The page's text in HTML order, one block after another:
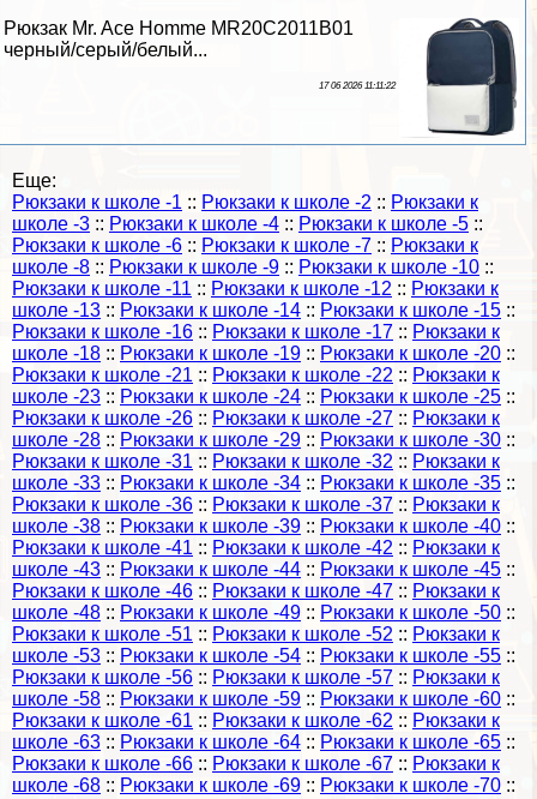
Рюкзак Mr. Ace Homme MR20C2011B01
черный/серый/белый...
17 06 2026 11:11:22
Еще:
Рюкзаки к школе -1 :: Рюкзаки к школе -2 :: Рюкзаки к
школе -3 :: Рюкзаки к школе -4 :: Рюкзаки к школе -5 ::
Рюкзаки к школе -6 :: Рюкзаки к школе -7 :: Рюкзаки к
школе -8 :: Рюкзаки к школе -9 :: Рюкзаки к школе -10 ::
Рюкзаки к школе -11 :: Рюкзаки к школе -12 :: Рюкзаки к
школе -13 :: Рюкзаки к школе -14 :: Рюкзаки к школе -15 ::
Рюкзаки к школе -16 :: Рюкзаки к школе -17 :: Рюкзаки к
школе -18 :: Рюкзаки к школе -19 :: Рюкзаки к школе -20 ::
Рюкзаки к школе -21 :: Рюкзаки к школе -22 :: Рюкзаки к
школе -23 :: Рюкзаки к школе -24 :: Рюкзаки к школе -25 ::
Рюкзаки к школе -26 :: Рюкзаки к школе -27 :: Рюкзаки к
школе -28 :: Рюкзаки к школе -29 :: Рюкзаки к школе -30 ::
Рюкзаки к школе -31 :: Рюкзаки к школе -32 :: Рюкзаки к
школе -33 :: Рюкзаки к школе -34 :: Рюкзаки к школе -35 ::
Рюкзаки к школе -36 :: Рюкзаки к школе -37 :: Рюкзаки к
школе -38 :: Рюкзаки к школе -39 :: Рюкзаки к школе -40 ::
Рюкзаки к школе -41 :: Рюкзаки к школе -42 :: Рюкзаки к
школе -43 :: Рюкзаки к школе -44 :: Рюкзаки к школе -45 ::
Рюкзаки к школе -46 :: Рюкзаки к школе -47 :: Рюкзаки к
школе -48 :: Рюкзаки к школе -49 :: Рюкзаки к школе -50 ::
Рюкзаки к школе -51 :: Рюкзаки к школе -52 :: Рюкзаки к
школе -53 :: Рюкзаки к школе -54 :: Рюкзаки к школе -55 ::
Рюкзаки к школе -56 :: Рюкзаки к школе -57 :: Рюкзаки к
школе -58 :: Рюкзаки к школе -59 :: Рюкзаки к школе -60 ::
Рюкзаки к школе -61 :: Рюкзаки к школе -62 :: Рюкзаки к
школе -63 :: Рюкзаки к школе -64 :: Рюкзаки к школе -65 ::
Рюкзаки к школе -66 :: Рюкзаки к школе -67 :: Рюкзаки к
школе -68 :: Рюкзаки к школе -69 :: Рюкзаки к школе -70 ::